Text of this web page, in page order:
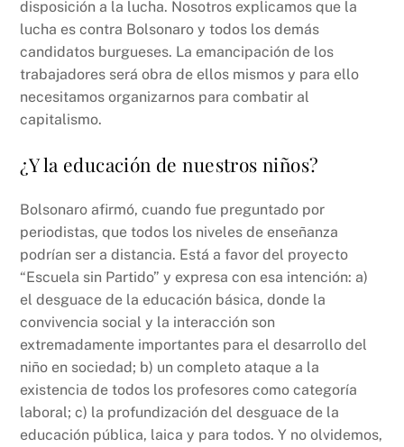
disposición a la lucha. Nosotros explicamos que la
lucha es contra Bolsonaro y todos los demás
candidatos burgueses. La emancipación de los
trabajadores será obra de ellos mismos y para ello
necesitamos organizarnos para combatir al
capitalismo.
¿Y la educación de nuestros niños?
Bolsonaro afirmó, cuando fue preguntado por
periodistas, que todos los niveles de enseñanza
podrían ser a distancia. Está a favor del proyecto
“Escuela sin Partido” y expresa con esa intención: a)
el desguace de la educación básica, donde la
convivencia social y la interacción son
extremadamente importantes para el desarrollo del
niño en sociedad; b) un completo ataque a la
existencia de todos los profesores como categoría
laboral; c) la profundización del desguace de la
educación pública, laica y para todos. Y no olvidemos,